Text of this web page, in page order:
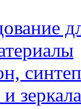
зеркала